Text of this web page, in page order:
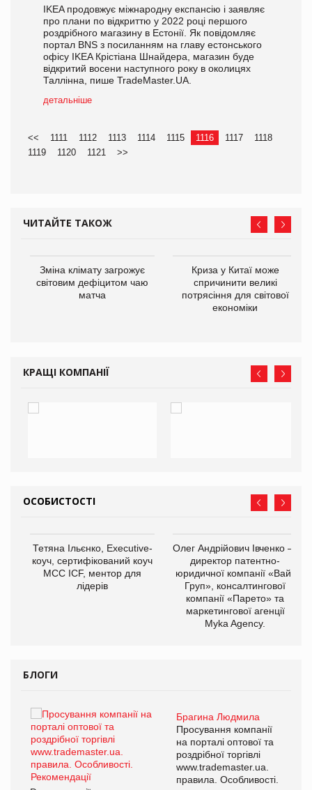
IKEA продовжує міжнародну експансію і заявляє
про плани по відкриттю у 2022 році першого
роздрібного магазину в Естонії. Як повідомляє
портал BNS з посиланням на главу естонського
офісу IKEA Крістіана Шнайдера, магазин буде
відкритий восени наступного року в околицях
Таллінна, пише TradeMaster.UA.
детальніше
<< 1111 1112 1113 1114 1115 1116 1117
1118
1119
1120 1121 >>
ЧИТАЙТЕ ТАКОЖ
Зміна клімату загрожує
світовим дефіцитом чаю
матча
Криза у Китаї може
спричинити великі
потрясіння для світової
економіки
КРАЩІ КОМПАНІЇ
ОСОБИСТОСТІ
Тетяна Ільєнко, Executive-
коуч, сертифікований коуч
МСС ICF, ментор для
лідерів
Олег Андрійович Івченко —
директор патентно-
юридичної компанії «Вайз
Груп», консалтингової
компанії «Парето» та
маркетингової агенції
Myka Agency.
БЛОГИ
Брагина Людмила
Просування компанії
на порталі оптової та
роздрібної торгівлі
www.trademaster.ua.
правила. Особливості.